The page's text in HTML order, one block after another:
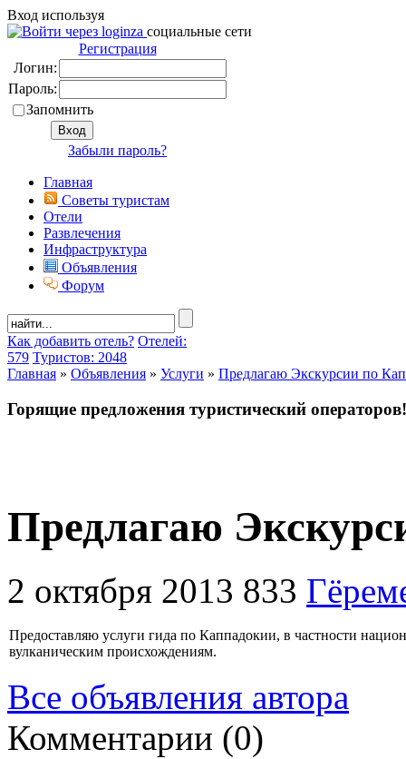
Вход используя
социальные сети
Регистрация
Логин:
Пароль:
Запомнить
Забыли пароль?
Главная
Советы туристам
Отели
Развлечения
Инфраструктура
Объявления
Форум
Как добавить отель? Отелей:
579 Туристов: 2048
Главная » Объявления » Услуги » Предлагаю Экскурсии по
Горящие предложения туристический операторов!
Предлагаю
2 октября 2013 833
Предоставляю услуги гида по Каппадокии, в частности
вулканическим происхождениям.
Все объявления автора
Комментарии (0)